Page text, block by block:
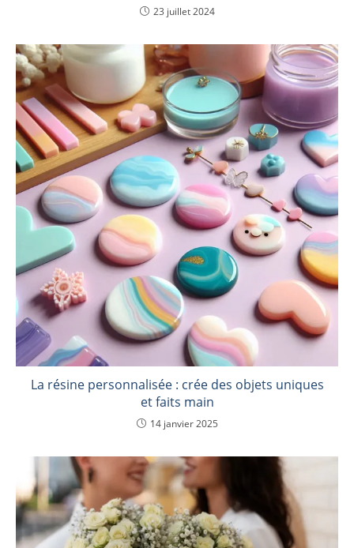
23 juillet 2024
La résine personnalisée : crée des objets uniques
et faits main
14 janvier 2025